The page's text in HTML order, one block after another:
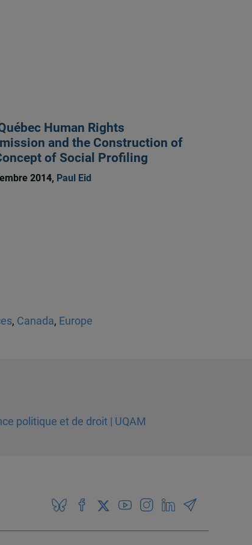
Human Rights
and the Construction of
of Social Profiling
2014, Paul Eid
, Canada, Europe